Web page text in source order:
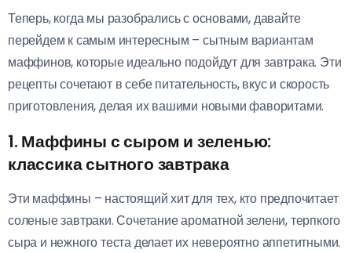
Теперь, когда мы разобрались с основами, давайте
перейдем к самым интересным – сытным вариантам
маффинов, которые идеально подойдут для завтрака. Эти
рецепты сочетают в себе питательность, вкус и скорость
приготовления, делая их вашими новыми фаворитами.
1. Маффины с сыром и зеленью:
классика сытного завтрака
Эти маффины – настоящий хит для тех, кто предпочитает
соленые завтраки. Сочетание ароматной зелени, терпкого
сыра и нежного теста делает их невероятно аппетитными.